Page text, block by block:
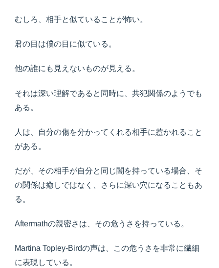
むしろ、相手と似ていることが怖い。
君の目は僕の目に似ている。
他の誰にも見えないものが見える。
それは深い理解であると同時に、共犯関係のようでも
ある。
人は、自分の傷を分かってくれる相手に惹かれること
がある。
だが、その相手が自分と同じ闇を持っている場合、そ
の関係は癒しではなく、さらに深い穴になることもあ
る。
Aftermathの親密さは、その危うさを持っている。
Martina Topley-Birdの声は、この危うさを非常に繊細
に表現している。